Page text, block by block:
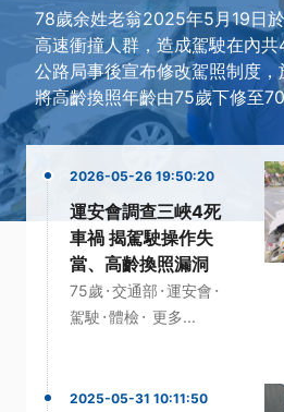
78歲余姓老翁2025年5月19日
高速衝撞人群，造成駕駛在內共
公路局事後宣布修改駕照制度
將高齡換照年齡由75歲下修至
2026-05-26 19:50:20
運安會調查三峽4死
車禍 揭駕駛操作失
當、高齡換照漏洞
75歲 ·交通部 ·運安會 ·
駕駛 ·體檢 · 更多...
2025-05-31 10:11:50